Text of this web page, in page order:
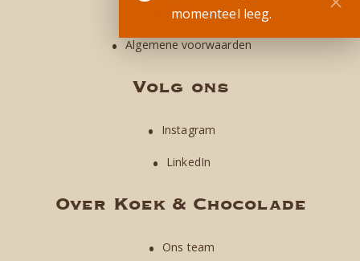
momenteel leeg.
Privacy
Algemene voorwaarden
Volg ons
Instagram
LinkedIn
Over Koek & Chocolade
Ons team